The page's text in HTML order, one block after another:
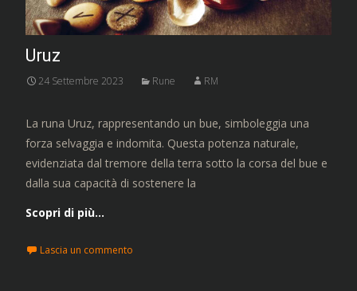
Uruz
24 Settembre 2023 Rune RM
La runa Uruz, rappresentando un bue, simboleggia una
forza selvaggia e indomita. Questa potenza naturale,
evidenziata dal tremore della terra sotto la corsa del bue e
dalla sua capacità di sostenere la
Scopri di più…
Lascia un commento